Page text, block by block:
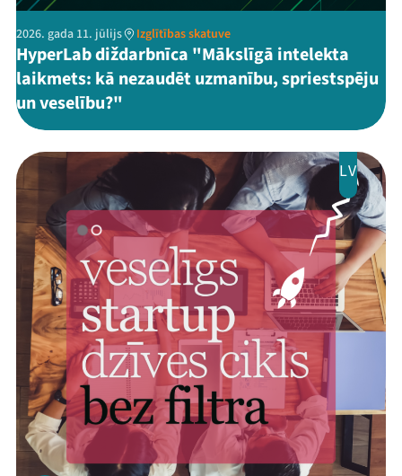
2026. gada 11. jūlijs Izglītības skatuve
HyperLab diždarbnīca "Mākslīgā intelekta
laikmets: kā nezaudēt uzmanību, spriestspēju
un veselību?"
LV